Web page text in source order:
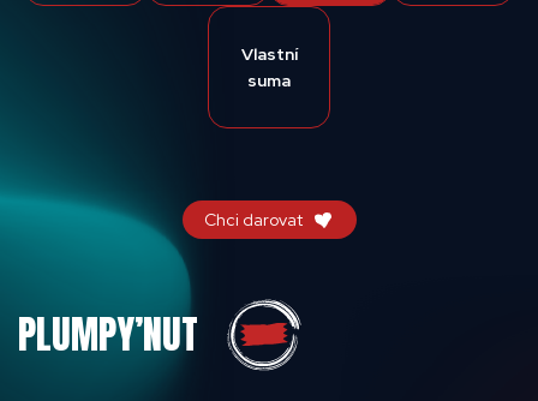
Vlastní
suma
Chci darovat
PLUMPY’NUT